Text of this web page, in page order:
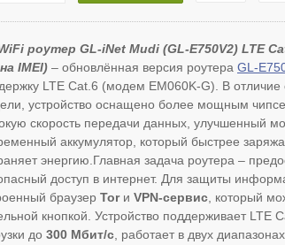
роутер GL-iNet Mudi (GL-E750V2) LTE
IMEI) – обновлённая версия роутера GL-
LTE Cat.6 (модем EM060K-G). В
устройство оснащено более мощным
скорость передачи данных, улучшенный
аккумулятор, который быстрее
энергию.Главная задача роутера –
доступ в интернет. Для защиты
браузер Torи VPN-сервис, который
кнопкой. Устройство поддерживает LTE
до 300 Мбит/с, работает в двух